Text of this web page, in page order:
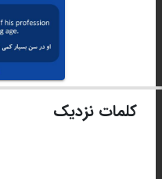
کلمات نزدیک